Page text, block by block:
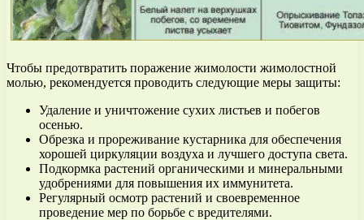
Чтобы предотвратить поражение жимолости жимолостной
молью, рекомендуется проводить следующие меры защиты:
Удаление и уничтожение сухих листьев и побегов
осенью.
Обрезка и прореживание кустарника для обеспечения
хорошей циркуляции воздуха и лучшего доступа света.
Подкормка растений органическими и минеральными
удобрениями для повышения их иммунитета.
Регулярный осмотр растений и своевременное
проведение мер по борьбе с вредителями.